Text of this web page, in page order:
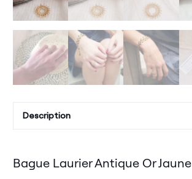
Description
Bague Laurier Antique Or Jaune